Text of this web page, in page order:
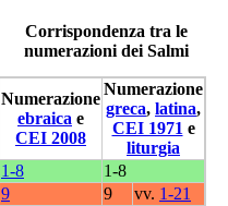
Corrispondenza tra le
numerazioni dei Salmi
Numerazione
ebraica e
CEI 2008
Numerazione
greca, latina,
CEI 1971 e
liturgia
1-8
1-8
9
9 vv. 1-21